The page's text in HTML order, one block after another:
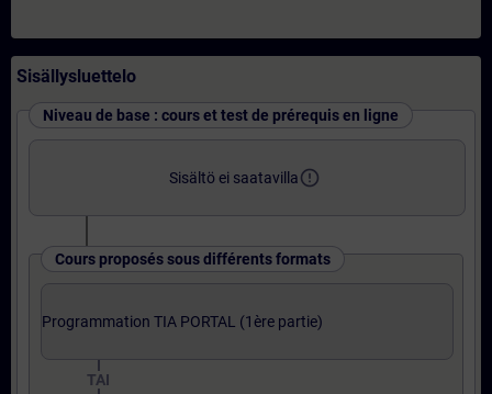
Sisällysluettelo
Niveau de base : cours et test de prérequis en ligne
Sisältö ei saatavillaerror_outline
Cours proposés sous différents formats
Programmation TIA PORTAL (1ère partie)
TAI